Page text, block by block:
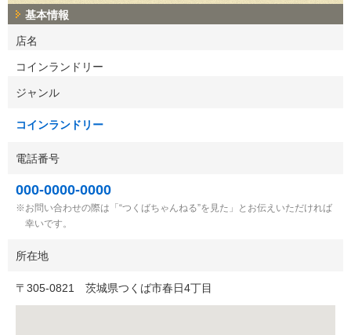
基本情報
店名
コインランドリー
ジャンル
コインランドリー
電話番号
000-0000-0000
お問い合わせの際は「“つくばちゃんねる”を見た」とお伝えいただければ
幸いです。
所在地
〒 305-0821 茨城県つくば市春日4丁目